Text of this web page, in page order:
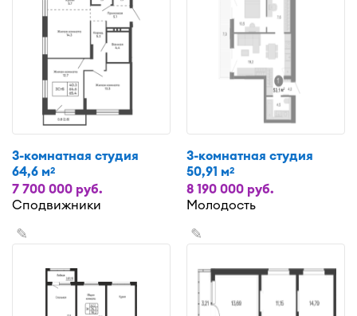
3-комнатная студия
64,6 м2
7 700 000 руб.
Сподвижники
3-комнатная студия
50,91 м2
8 190 000 руб.
Молодость
✎ ✎